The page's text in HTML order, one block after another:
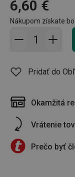
6,60 €
Nákupom získate
Pridať do
Pridať do
Okamžitá
Vrátenie
Prečo byť